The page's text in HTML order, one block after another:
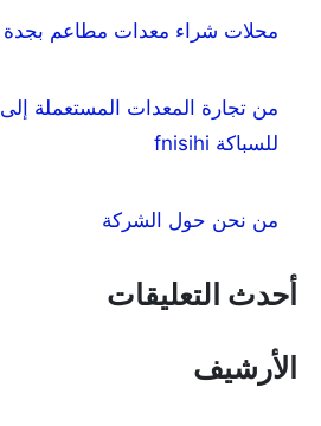
محلات شراء معدات مطاعم بجدة
من تجارة المعدات المستعملة
للسباكة fnisihi
من نحن حول الشركة
أحدث التعليقات
الأرشيف